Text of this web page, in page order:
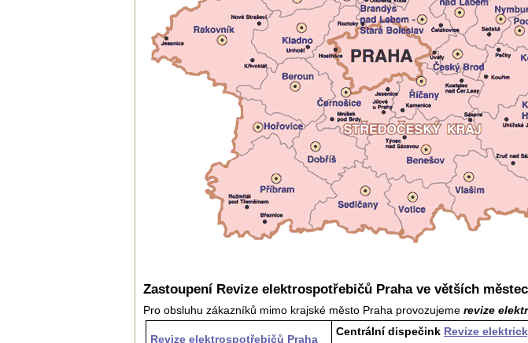
Zastoupení Revize elektrospotřebičů Praha ve větších
Pro obsluhu zákazníků mimo krajské město Praha provozujeme revize
Revize elektrospotřebičů Praha
Centrální dispečink Revize